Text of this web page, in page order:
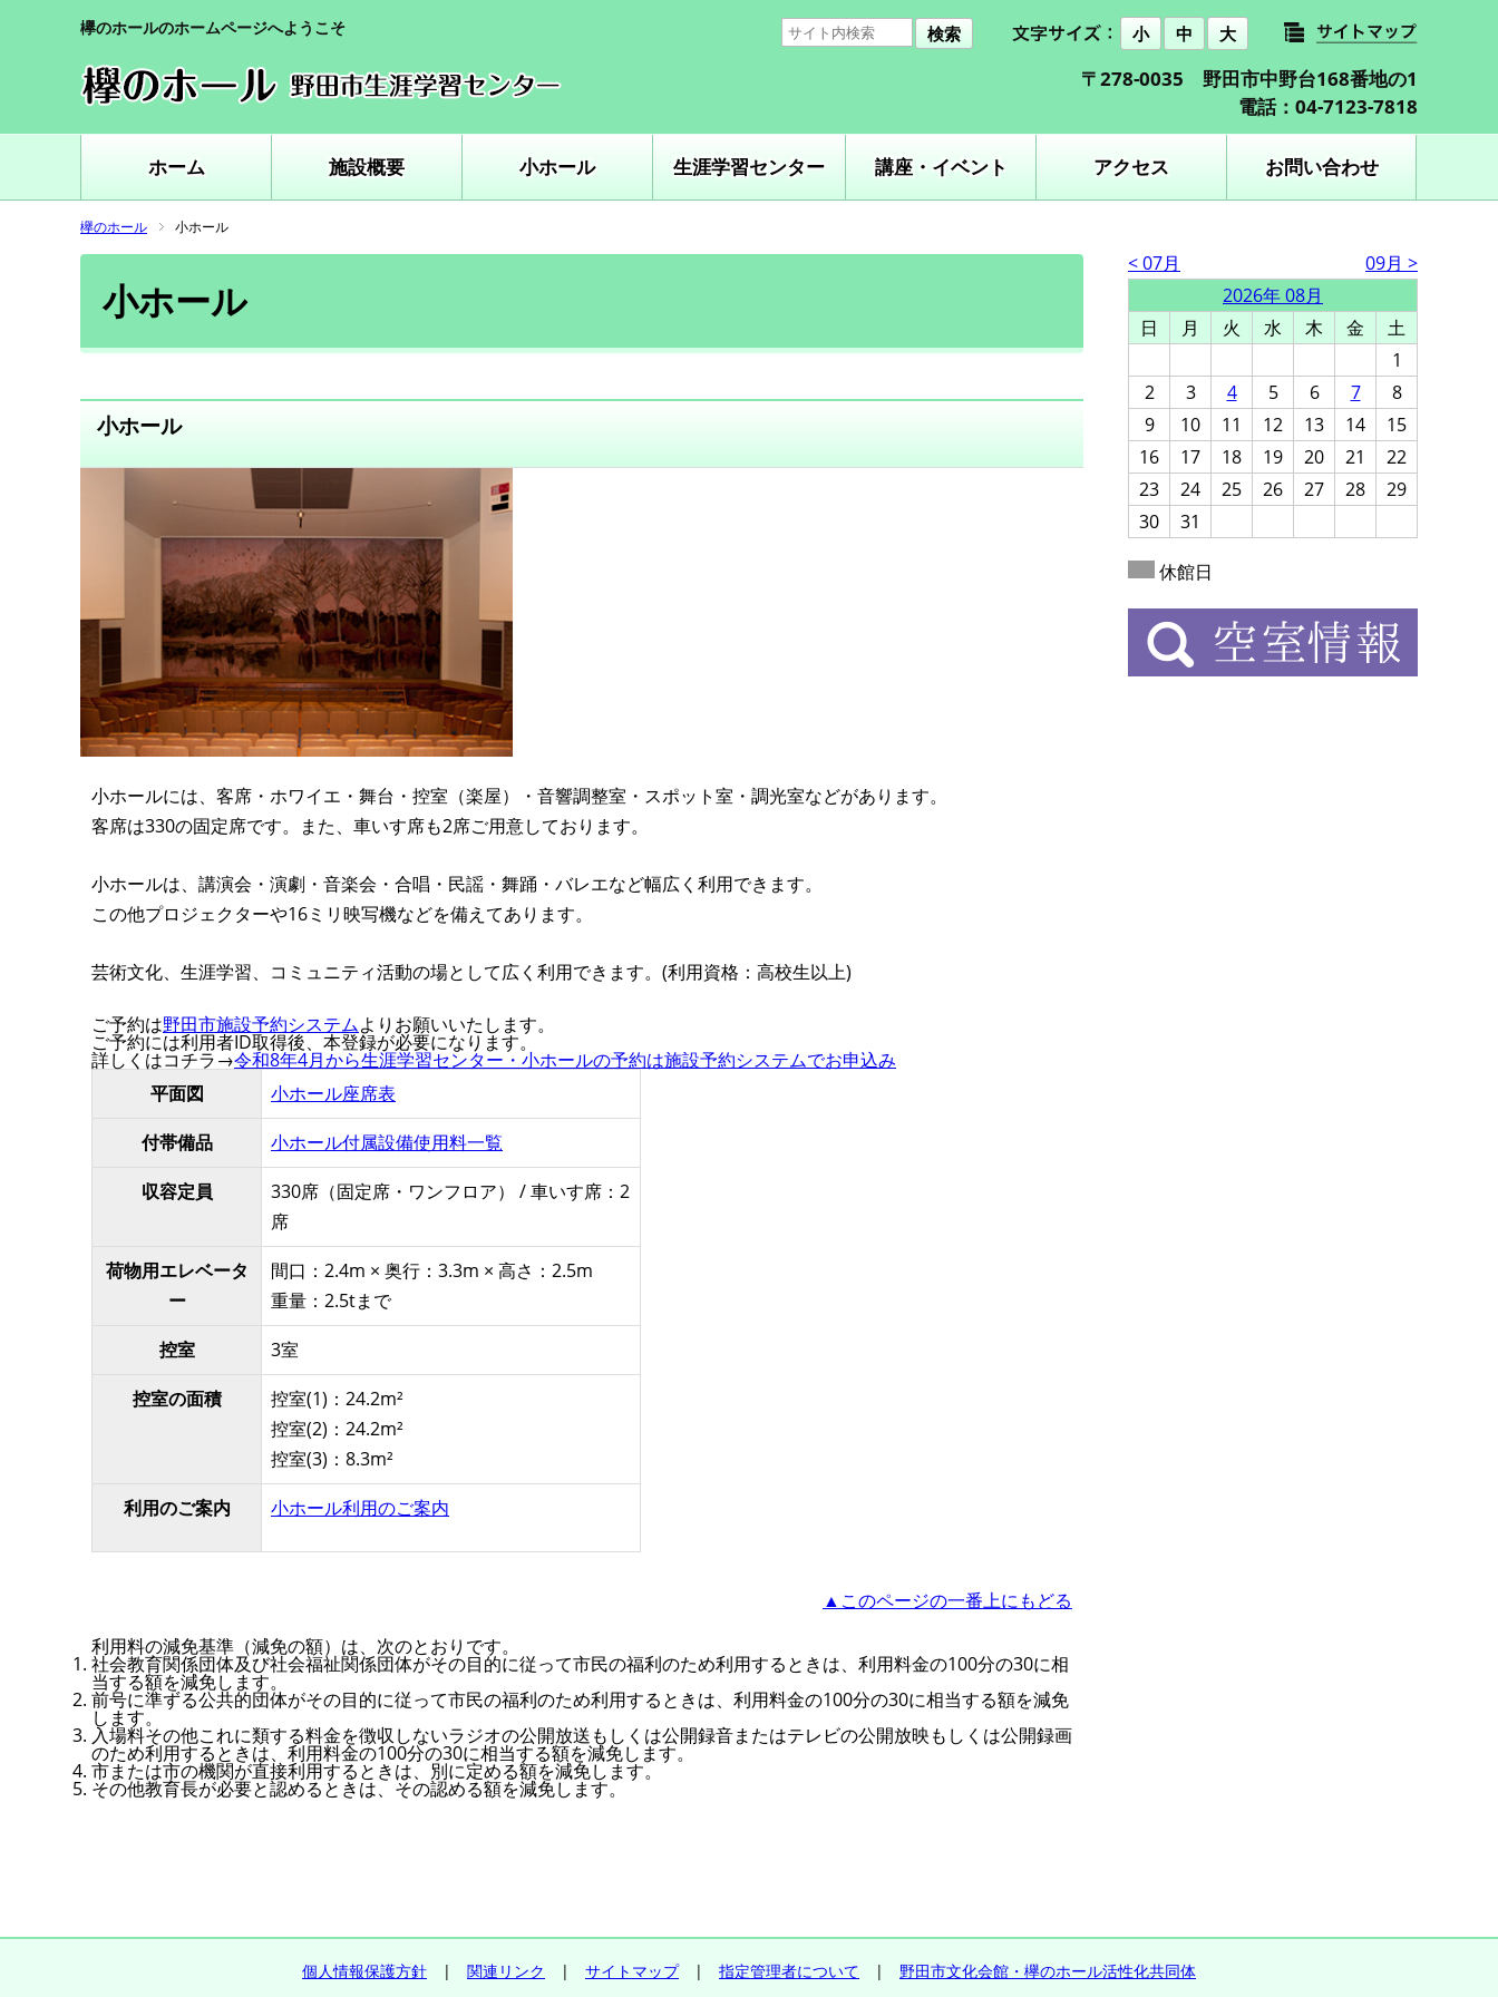
欅のホールのホームページへようこそ 小 中 大
検索
〒278-0035 野田市中野台168番地の1
電話：04-7123-7818
ホーム 施設概要 小ホール 生涯学習センター 講座・イベント アクセス お問い合わせ
欅のホール 小ホール
小ホール
小ホール
小ホールには、客席・ホワイエ・舞台・控室（楽屋）・音響調整室・スポット室・調光室などがあります。
客席は330の固定席です。また、車いす席も2席ご用意しております。
小ホールは、講演会・演劇・音楽会・合唱・民謡・舞踊・バレエなど幅広く利用できます。
この他プロジェクターや16ミリ映写機などを備えてあります。
芸術文化、生涯学習、コミュニティ活動の場として広く利用できます。(利用資格：高校生以上)
ご予約は野田市施設予約システムよりお願いいたします。
ご予約には利用者ID取得後、本登録が必要になります。
詳しくはコチラ→令和8年4月から生涯学習センター・小ホールの予約は施設予約システムでお申込み
平面図
小ホール座席表
付帯備品
小ホール付属設備使用料一覧
収容定員
330席（固定席・ワンフロア） / 車いす席：2
席
荷物用エレベータ
ー
間口：2.4m × 奥行：3.3m × 高さ：2.5m
重量：2.5tまで
控室
3室
控室の面積
控室(1)：24.2m²
控室(2)：24.2m²
控室(3)：8.3m²
利用のご案内
小ホール利用のご案内
▲このページの一番上にもどる
利用料の減免基準（減免の額）は、次のとおりです。
社会教育関係団体及び社会福祉関係団体がその目的に従って市民の福利のため利用するときは、利用料金の100分の30に相
当する額を減免します。
前号に準ずる公共的団体がその目的に従って市民の福利のため利用するときは、利用料金の100分の30に相当する額を減免
します。
入場料その他これに類する料金を徴収しないラジオの公開放送もしくは公開録音またはテレビの公開放映もしくは公開録画
のため利用するときは、利用料金の100分の30に相当する額を減免します。
市または市の機関が直接利用するときは、別に定める額を減免します。
その他教育長が必要と認めるときは、その認める額を減免します。
< 07月
09月 >
2026年 08月
日
月 火 水 木 金
土
1
2
3 4 5 6 7
8
9
10 11 12 13 14
15
16
17 18 19 20 21
22
23
24 25 26 27 28
29
30
31
休館日
個人情報保護方針 | 関連リンク | サイトマップ| 指定管理者について | 野田市文化会館・欅のホール活性化共同体